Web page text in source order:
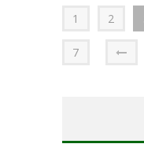
1 2
7